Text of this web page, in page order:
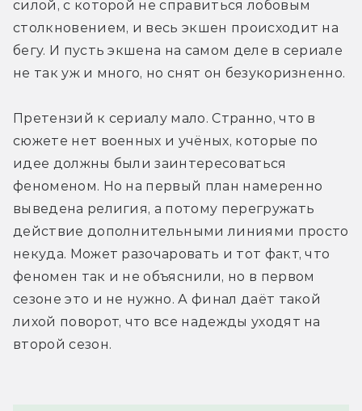
силой, с которой не справиться лобовым
столкновением, и весь экшен происходит на
бегу. И пусть экшена на самом деле в сериале
не так уж и много, но снят он безукоризненно.
Претензий к сериалу мало. Странно, что в
сюжете нет военных и учёных, которые по
идее должны были заинтересоваться
феноменом. Но на первый план намеренно
выведена религия, а потому перегружать
действие дополнительными линиями просто
некуда. Может разочаровать и тот факт, что
феномен так и не объяснили, но в первом
сезоне это и не нужно. А финал даёт такой
лихой поворот, что все надежды уходят на
второй сезон.